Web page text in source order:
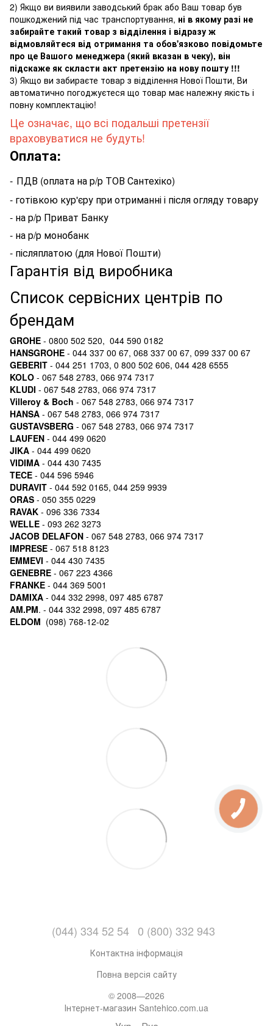
2) Якщо ви виявили заводський брак або Ваш товар був
пошкоджений під час транспортування, ні в якому разі не
забирайте такий товар з відділення і відразу ж
відмовляйтеся від отримання та обов'язково повідомьте
про це Вашого менеджера (який вказан в чеку), він
підскаже як скласти акт претензію на нову пошту !!!
3) Якщо ви забираєте товар з відділення Нової Пошти, Ви
автоматично погоджуєтеся що товар має належну якість і
повну комплектацію!
Це означає, що всі подальші претензії
враховуватися не будуть!
Оплата:
- ПДВ (оплата на р/р ТОВ Сантехіко)
- готівкою кур'єру при отриманні і після огляду товару
- на р/р Приват Банку
- на р/р монобанк
- післяплатою (для Нової Пошти)
Гарантія від виробника
Список сервісних центрів по
брендам
GROHE - 0800 502 520, 044 590 0182
HANSGROHE - 044 337 00 67, 068 337 00 67, 099 337 00 67
GEBERIT - 044 251 1703, 0 800 502 606, 044 428 6555
KOLO - 067 548 2783, 066 974 7317
KLUDI - 067 548 2783, 066 974 7317
Villeroy & Boch - 067 548 2783, 066 974 7317
HANSA - 067 548 2783, 066 974 7317
GUSTAVSBERG - 067 548 2783, 066 974 7317
LAUFEN - 044 499 0620
JIKA - 044 499 0620
VIDIMA - 044 430 7435
TECE - 044 596 5946
DURAVIT - 044 592 0165, 044 259 9939
ORAS - 050 355 0229
RAVAK - 096 336 7334
WELLE - 093 262 3273
JACOB DELAFON - 067 548 2783, 066 974 7317
IMPRESE - 067 518 8123
EMMEVI - 044 430 7435
GENEBRE - 067 223 4366
FRANKE - 044 369 5001
DAMIXA - 044 332 2998, 097 485 6787
AM.PM. - 044 332 2998, 097 485 6787
ELDOM (098) 768-12-02
(044) 334 52 54 0 (800) 332 943
Контактна інформація
Повна версія сайту
© 2008—2026
Інтернет-магазин Santehico.com.ua